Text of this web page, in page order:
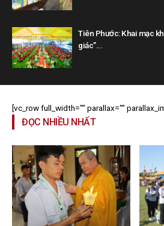
Tiên Phước: Khai mạc
giác”...
[vc_row full_width="" parallax=""
ĐỌC NHIỀU NHẤT